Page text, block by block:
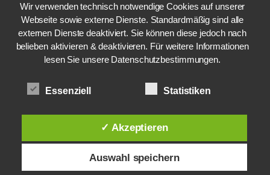
Wir verwenden technisch notwendige Cookies auf unserer
Webseite sowie externe Dienste. Standardmäßig sind alle
externen Dienste deaktiviert. Sie können diese jedoch nach
belieben aktivieren & deaktivieren. Für weitere Informationen
lesen Sie unsere Datenschutzbestimmungen.
Essenziell Statistiken
✓ Akzeptieren
Auswahl speichern